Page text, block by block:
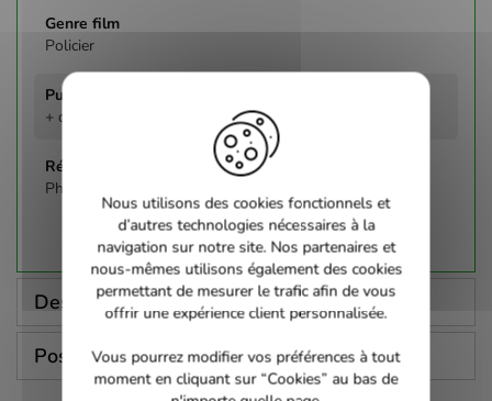
Policier
+ de 12 ans
Phillip Noyce
Description
Poser une question
Nous utilisons des cookies fonctionnels et
d’autres technologies nécessaires à la
navigation sur notre site. Nos partenaires et
nous-mêmes utilisons également des cookies
permettant de mesurer le trafic afin de vous
offrir une expérience client personnalisée.
Vous pourrez modifier vos préférences à tout
moment en cliquant sur “Cookies” au bas de